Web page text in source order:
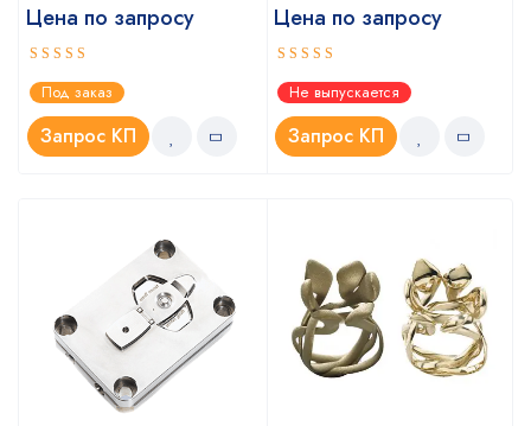
Цена по запросу
Оценка
5.00из 5
Под заказ
Запрос КП
Цена по запросу
Оценка
4.67из 5
Не выпускается
Запрос КП